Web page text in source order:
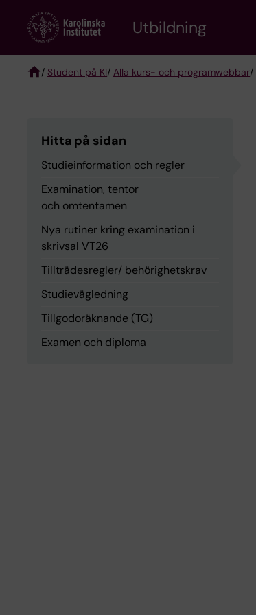
content
Utbildning
/ Student på KI/ Alla kurs- och programwebbar/
Hitta på sidan
Studieinformation och regler
Examination, tentor
och omtentamen
Nya rutiner kring examination i
skrivsal VT26
Tillträdesregler/ behörighetskrav
Studievägledning
Tillgodoräknande (TG)
Examen och diploma